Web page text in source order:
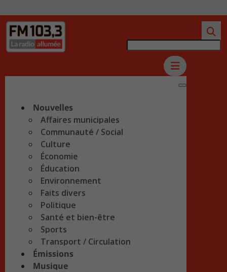
Nouvelles
Affaires municipales
Communauté / Social
Culture
Économie
Éducation
Environnement
Faits divers
Politique
Santé et bien-être
Sports
Transport / Circulation
Émissions
Musique